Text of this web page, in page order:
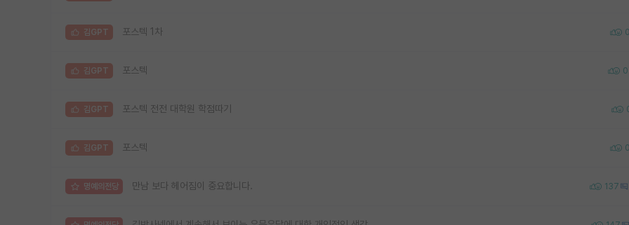
김GPT 포스텍 1차 0
김GPT 포스텍 0
김GPT 포스텍 전전 대학원 학점따기
김GPT 포스텍 0
명예의전당 만남 보다 헤어짐이 중요합니다. 137